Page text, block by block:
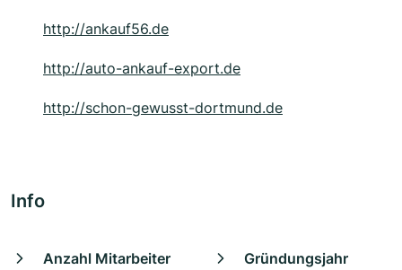
http://ankauf56.de
http://auto-ankauf-export.de
http://schon-gewusst-dortmund.de
Info
Anzahl Mitarbeiter
Gründungsjahr